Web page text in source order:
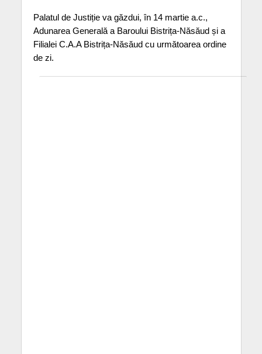
Palatul de Justiție va găzdui, în 14 martie a.c.,
Adunarea Generală a Baroului Bistrița-Năsăud și a
Filialei C.A.A Bistrița-Năsăud cu următoarea ordine
de zi.